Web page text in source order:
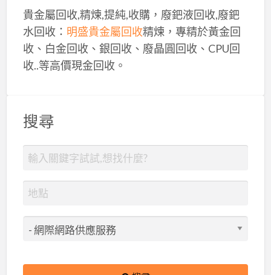
貴金屬回收,精煉,提純,收購，廢鈀液回收,廢鈀
水回收： 明盛貴金屬回收精煉，專精於黃金回
收、白金回收、銀回收、廢晶圓回收、CPU回
收..等高價現金回收。
搜尋